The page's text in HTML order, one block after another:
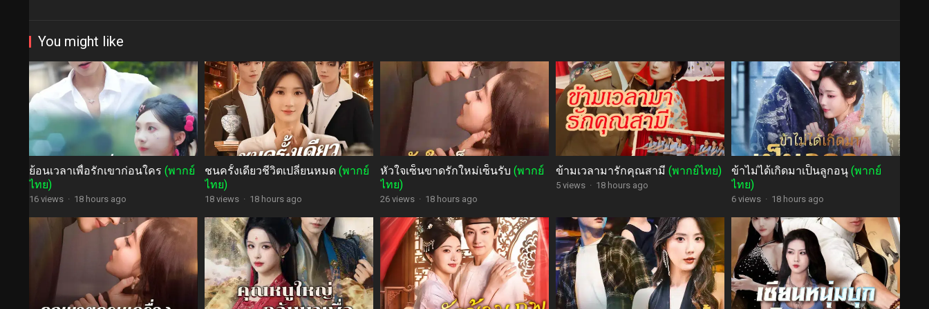
You might like
ย้อนเวลาเพื่อรักเขาก่อนใคร (พากย์
ไทย)
16 views · 18 hours ago
ชนครั้งเดียวชีวิตเปลี่ยนหมด (พากย์
ไทย)
18 views · 18 hours ago
หัวใจเซ็นขาดรักใหม่เซ็นรับ (พากย์
ไทย)
26 views · 18 hours ago
ข้ามเวลามารักคุณสามี (พากย์ไทย)
5 views · 18 hours ago
ข้าไม่ได้เกิดมาเป็นลูกอนุ (พากย์
ไทย)
6 views · 18 hours ago